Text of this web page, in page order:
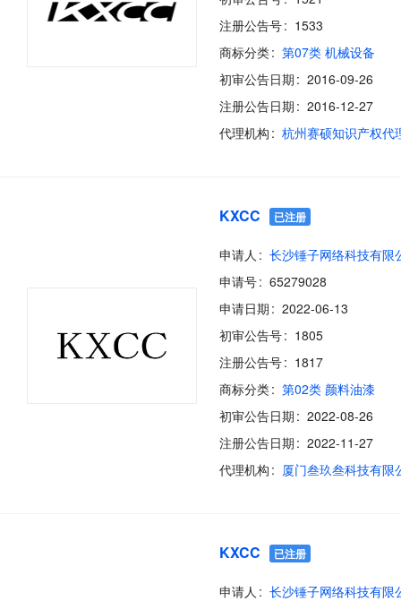
注册公告号
1533
商标分类
第07类 机械设备
初审公告日期
2016-09-26
注册公告日期
2016-12-27
代理机构
KXCC 已注册
申请人
长沙锤子网络科技有限
申请号
65279028
申请日期
2022-06-13
初审公告号
1805
注册公告号
1817
商标分类
第02类 颜料油漆
初审公告日期
2022-08-26
注册公告日期
2022-11-27
代理机构
厦门叁玖叁科技有限
KXCC 已注册
申请人
长沙锤子网络科技有限